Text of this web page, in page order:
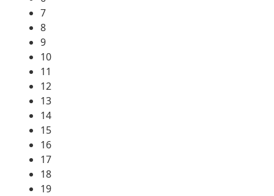
7
8
9
10
11
12
13
14
15
16
17
18
19